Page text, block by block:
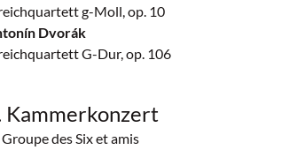
g-Moll, op. 10
Dvorák
G-Dur, op. 106
Kammerkonzert
Groupe des Six et amis